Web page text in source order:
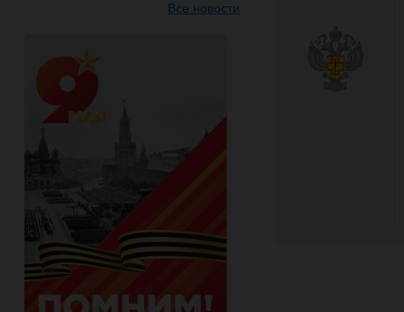
Все новости